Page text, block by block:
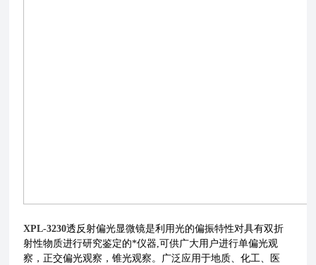
XPL-3230透反射偏光显微镜是利用光的偏振特性对具有双折
射性物质进行研究鉴定的*仪器,可供广大用户进行单偏光观
察，正交偏光观察，锥光观察。广泛应用于地质、化工、医